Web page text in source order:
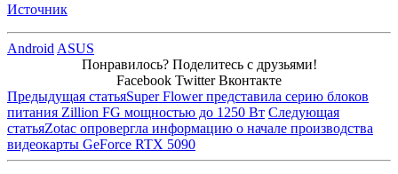
Источник
Android ASUS
Понравилось? Поделитесь с друзьями!
Facebook Twitter Вконтакте
Предыдущая статьяSuper Flower представила серию блоков
питания Zillion FG мощностью до 1250 Вт Следующая
статьяZotac опровергла информацию о начале производства
видеокарты GeForce RTX 5090